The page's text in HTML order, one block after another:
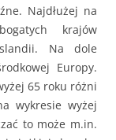
Najdłużej na
krajów
Na dole
Europy.
65 roku różni
wykresie wyżej
to może m.in.